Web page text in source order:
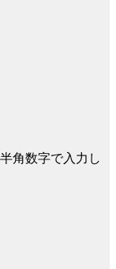
角数字で入力し